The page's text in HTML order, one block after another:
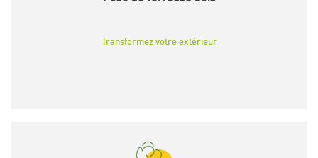
Transformez votre extérieur